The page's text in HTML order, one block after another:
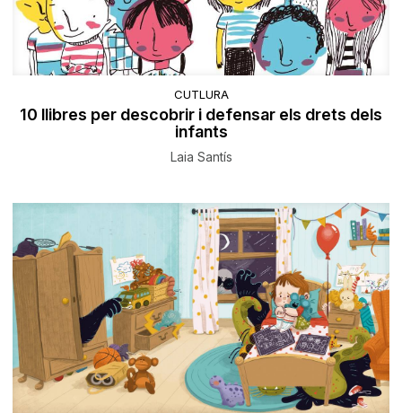
CUTLURA
10 llibres per descobrir i defensar els drets dels
infants
Laia Santís